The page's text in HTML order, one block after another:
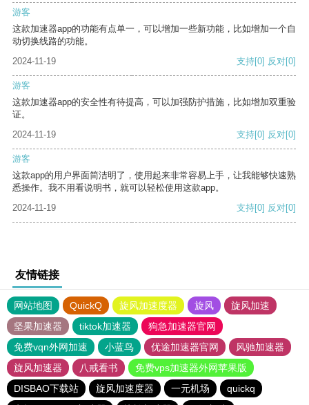
游客
这款加速器app的功能有点单一，可以增加一些新功能，比如增加一个自
动切换线路的功能。
2024-11-19
支持[0] 反对[0]
游客
这款加速器app的安全性有待提高，可以加强防护措施，比如增加双重验
证。
2024-11-19
支持[0] 反对[0]
游客
这款app的用户界面简洁明了，使用起来非常容易上手，让我能够快速熟
悉操作。我不用看说明书，就可以轻松使用这款app。
2024-11-19
支持[0] 反对[0]
友情链接
网站地图 QuickQ 旋风加速度器 旋风
旋风加速
坚果加速器
tiktok加速器
狗急加速器官网
免费vqn外网加速
小蓝鸟 优途加速器官网
风驰加速器
旋风加速器
八戒看书
免费vps加速器外网苹果版
DISBAO下载站
旋风加速度器 一元机场
quickq